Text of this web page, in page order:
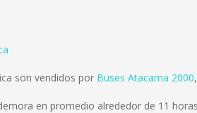
son vendidos por Buses Atacama 2000,
en promedio alrededor de 11